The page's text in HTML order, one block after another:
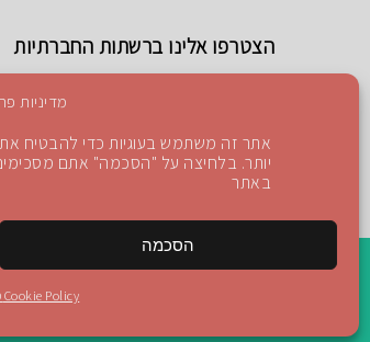
מדיניות
אתר זה משתמש בעוגיות כדי להבטיח את
יותר. בלחיצה על "הסכמה" אתם מסכימים
באתר
הסכמה
Cookie Policy
הצטרפו אלינו ברשתות החברתיות
facebook
YouTube
Blog